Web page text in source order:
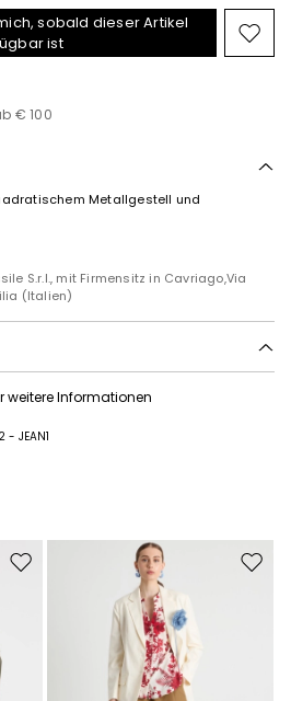
sobald dieser Artikel
ist
Auf
die
€ 100
Metallgestell und
S.r.l., mit Firmensitz in Cavriago,Via
(Italien)
weitere Informationen
- JEAN1
Auf die Wunschliste Auf
Sie unseren
Vorschau auf Neuzugänge,
und besondere Projekte!
E-Mail-Adresse hinzu*